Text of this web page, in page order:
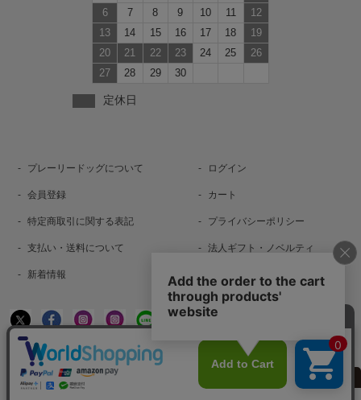
6
7 8 9 10 11
12
13
14 15 16 17 18
19
20
21 22 23 24 25
26
27
28 29 30
定休日
プレーリードッグについて ログイン
会員登録 カート
特定商取引に関する表記 プライバシーポリシー
支払い・送料について 法人ギフト・ノベルティ
新着情報
お問い合わせ